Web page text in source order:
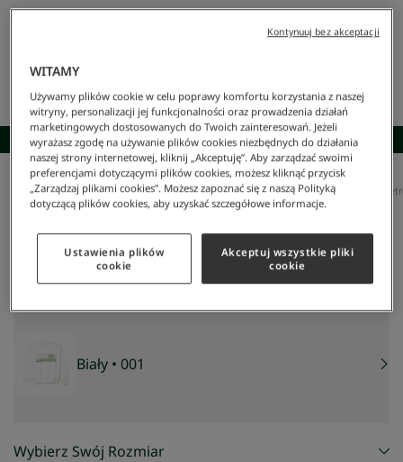
SKOMPLETUJ STYLIZACJĘ
Lacoste/Mężczyzna/Odzież/Bluzy /Męska Bluza Z Okrągłym Dekoltem I Nadrukiem
Męska bluza z okrągłym dekoltem i nadrukiem retro
NAJNIŻSZA CENA Z 30 DNI:
CENA REGULARNA: 749 zł -50%
Biały • 001
Wybierz Swój Rozmiar
WITAMY
Używamy plików cookie w celu poprawy komfortu korzystania z naszej
witryny, personalizacji jej funkcjonalności oraz prowadzenia działań
marketingowych dostosowanych do Twoich zainteresowań. Jeżeli
wyrażasz zgodę na używanie plików cookies niezbędnych do działania
naszej strony internetowej, kliknij „Akceptuję”. Aby zarządzać swoimi
preferencjami dotyczącymi plików cookies, możesz kliknąć przycisk
„Zarządzaj plikami cookies”. Możesz zapoznać się z naszą Polityką
dotyczącą plików cookies, aby uzyskać szczegółowe informacje.
Ustawienia plików
cookie
Akceptuj wszystkie pliki
cookie
Kontynuuj bez akceptacji